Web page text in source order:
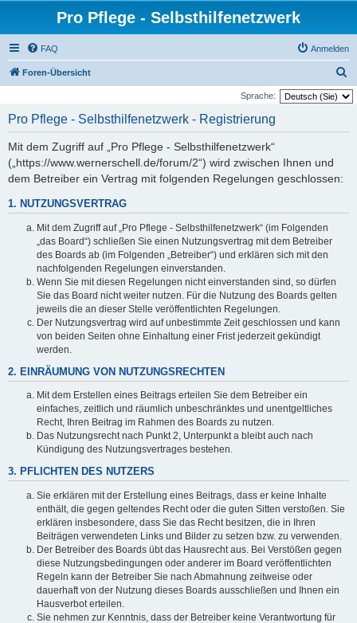
Pro Pflege - Selbsthilfenetzwerk
FAQ Anmelden
Foren-Übersicht
u
Sprache:
Pro Pflege - Selbsthilfenetzwerk - Registrierung
Mit dem Zugriff auf „Pro Pflege - Selbsthilfenetzwerk“
(„https://www.wernerschell.de/forum/2“) wird zwischen Ihnen und
dem Betreiber ein Vertrag mit folgenden Regelungen geschlossen:
1. NUTZUNGSVERTRAG
Mit dem Zugriff auf „Pro Pflege - Selbsthilfenetzwerk“ (im Folgenden
„das Board“) schließen Sie einen Nutzungsvertrag mit dem Betreiber
des Boards ab (im Folgenden „Betreiber“) und erklären sich mit den
nachfolgenden Regelungen einverstanden.
Wenn Sie mit diesen Regelungen nicht einverstanden sind, so dürfen
Sie das Board nicht weiter nutzen. Für die Nutzung des Boards gelten
jeweils die an dieser Stelle veröffentlichten Regelungen.
Der Nutzungsvertrag wird auf unbestimmte Zeit geschlossen und kann
von beiden Seiten ohne Einhaltung einer Frist jederzeit gekündigt
werden.
2. EINRÄUMUNG VON NUTZUNGSRECHTEN
Mit dem Erstellen eines Beitrags erteilen Sie dem Betreiber ein
einfaches, zeitlich und räumlich unbeschränktes und unentgeltliches
Recht, Ihren Beitrag im Rahmen des Boards zu nutzen.
Das Nutzungsrecht nach Punkt 2, Unterpunkt a bleibt auch nach
Kündigung des Nutzungsvertrages bestehen.
3. PFLICHTEN DES NUTZERS
Sie erklären mit der Erstellung eines Beitrags, dass er keine Inhalte
enthält, die gegen geltendes Recht oder die guten Sitten verstoßen. Sie
erklären insbesondere, dass Sie das Recht besitzen, die in Ihren
Beiträgen verwendeten Links und Bilder zu setzen bzw. zu verwenden.
Der Betreiber des Boards übt das Hausrecht aus. Bei Verstößen gegen
diese Nutzungsbedingungen oder anderer im Board veröffentlichten
Regeln kann der Betreiber Sie nach Abmahnung zeitweise oder
dauerhaft von der Nutzung dieses Boards ausschließen und Ihnen ein
Hausverbot erteilen.
Sie nehmen zur Kenntnis, dass der Betreiber keine Verantwortung für